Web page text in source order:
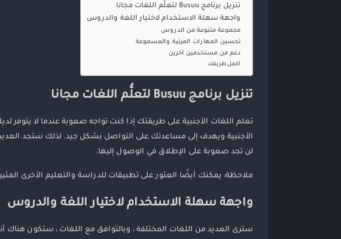
تنزيل برنامج Busuu لتعلُّم اللغات مجانا
واجهة سهلة الاستخدام لاختيار اللغة والدروس
مجموعة متنوعة من الدروس
تحسين المهارات المرئية والمسموعة
دعم من مستخدمين آخرين
أكمل طريقك
تنزيل برنامج Busuu لتعلُّم اللغات مجانا
الأجنبية ويهدف إلى مساعدتك على التواصل بشكل جيد. لذلك ستجد العديد
لن تجد صعوبة على الإطلاق في الوصول إليها.
ملاحظة: يمكنك أيضًا العثور على تطبيقات للدراسة والتعليم الأخرى
واجهة سهلة الاستخدام لاختيار اللغة والدروس
سترى العديد من اللغات المختلفة ، وبالتوافق مع اللغات ، ستكون